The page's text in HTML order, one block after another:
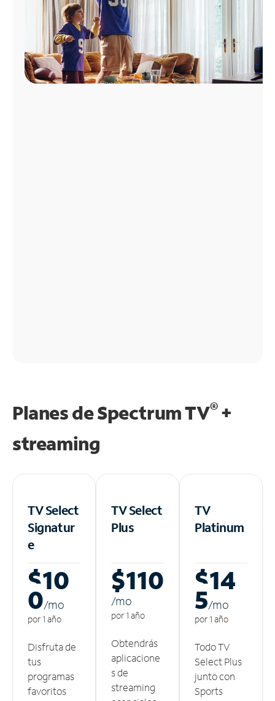
Planes de Spectrum TV®+
streaming
TV Select
Signatur
e
$10
0/mo
por 1 año
Disfruta de
tus
programas
favoritos
TV Select
Plus
$110
/mo
por 1 año
Obtendrás
aplicacione
s de
streaming
TV
Platinum
$14
5/mo
por 1 año
Todo TV
Select Plus
junto con
Sports